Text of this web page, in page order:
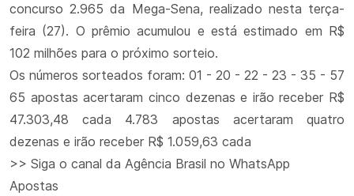
concurso 2.965 da Mega-Sena, realizado nesta terça-
feira (27). O prêmio acumulou e está estimado em R$
102 milhões para o próximo sorteio.
Os números sorteados foram: 01 - 20 - 22 - 23 - 35 - 57
65 apostas acertaram cinco dezenas e irão receber R$
47.303,48 cada 4.783 apostas acertaram quatro
dezenas e irão receber R$ 1.059,63 cada
>> Siga o canal da Agência Brasil no WhatsApp
Apostas